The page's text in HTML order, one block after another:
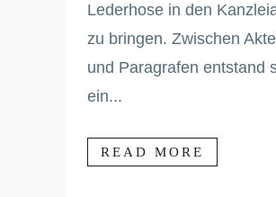
Lederhose in den
zu bringen. Zwischen
und Paragrafen entstand
ein...
READ MORE